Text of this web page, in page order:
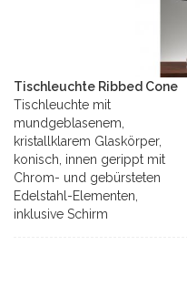
Tischleuchte Ribbed Cone
Tischleuchte mit
mundgeblasenem,
kristallklarem Glaskörper,
konisch, innen gerippt mit
Chrom- und gebürsteten
Edelstahl-Elementen,
inklusive Schirm